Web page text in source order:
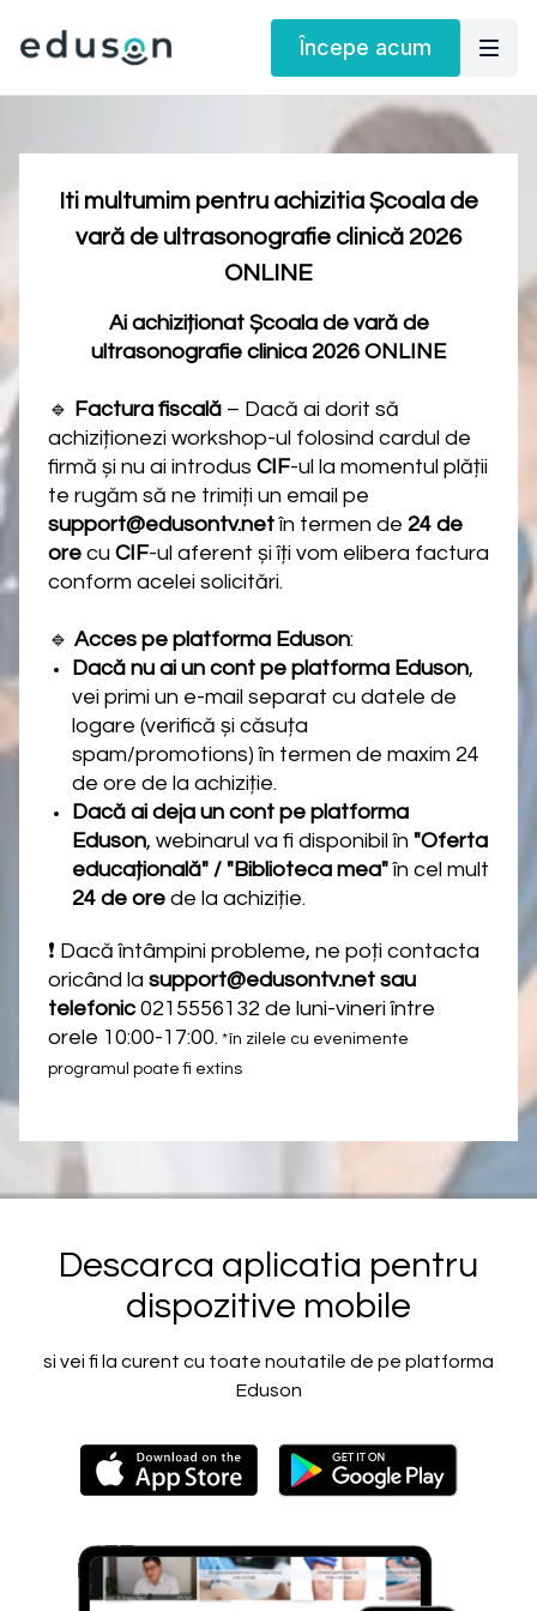
Începe acum
Iti multumim pentru achizitia Școala de
vară de ultrasonografie clinică 2026
ONLINE
Ai achiziționat Școala de vară de
ultrasonografie clinica 2026 ONLINE
🔹 Factura fiscală – Dacă ai dorit să
achiziționezi workshop-ul folosind cardul de
firmă și nu ai introdus CIF-ul la momentul plății
te rugăm să ne trimiți un email pe
support@edusontv.netîn termen de 24 de
ore cu CIF-ul aferent și îți vom elibera factura
conform acelei solicitări.
🔹 Acces pe platforma Eduson:
Dacă nu ai un cont pe platforma Eduson,
vei primi un e-mail separat cu datele de
logare (verifică și căsuța
spam/promotions) în termen de maxim 24
de ore de la achiziție.
Dacă ai deja un cont pe platforma
Eduson, webinarul va fi disponibil în "Oferta
educațională" / "Biblioteca mea"în cel mult
24 de ore de la achiziție.
❗ Dacă întâmpini probleme, ne poți contacta
oricând la support@edusontv.net sau
telefonic0215556132 de luni-vineri între
orele 10:00-17:00. *în zilele cu evenimente
programul poate fi extins
Descarca aplicatia pentru
dispozitive mobile
si vei fi la curent cu toate noutatile de pe platforma
Eduson